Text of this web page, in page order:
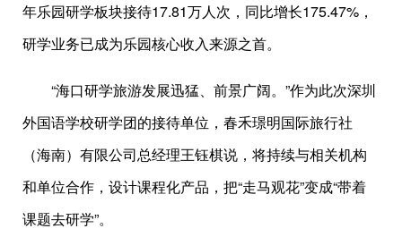
年乐园研学板块接待17.81万人次，同比增长175.47%，
研学业务已成为乐园核心收入来源之首。
“海口研学旅游发展迅猛、前景广阔。”作为此次深圳
外国语学校研学团的接待单位，春禾璟明国际旅行社
（海南）有限公司总经理王钰棋说，将持续与相关机构
和单位合作，设计课程化产品，把“走马观花”变成“带着
课题去研学”。